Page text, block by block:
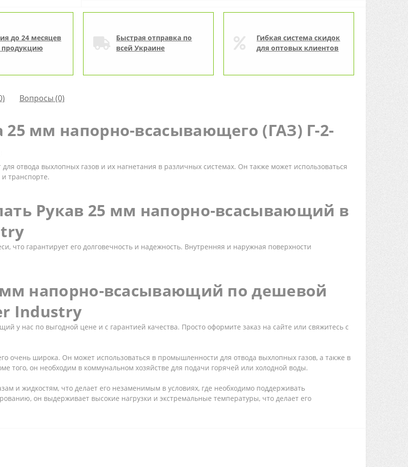
до 24 месяцев
продукцию
Быстрая отправка по
всей Украине
Гибкая система скидок
для оптовых клиентов
Вопросы (0)
25 мм напорно-всасывающего (ГАЗ) Г-2-
отвода выхлопных газов и их нагнетания в различных системах. Он также может использоваться
транспорте.
Рукав 25 мм напорно-всасывающий в
что гарантирует его долговечность и надежность. Внутренняя и наружная поверхности
мм напорно-всасывающий по дешевой
Industry
у нас по выгодной цене и с гарантией качества. Просто оформите заказ на сайте или свяжитесь с
очень широка. Он может использоваться в промышленности для отвода выхлопных газов, а также в
того, он необходим в коммунальном хозяйстве для подачи горячей или холодной воды.
и жидкостям, что делает его незаменимым в условиях, где необходимо поддерживать
он выдерживает высокие нагрузки и экстремальные температуры, что делает его